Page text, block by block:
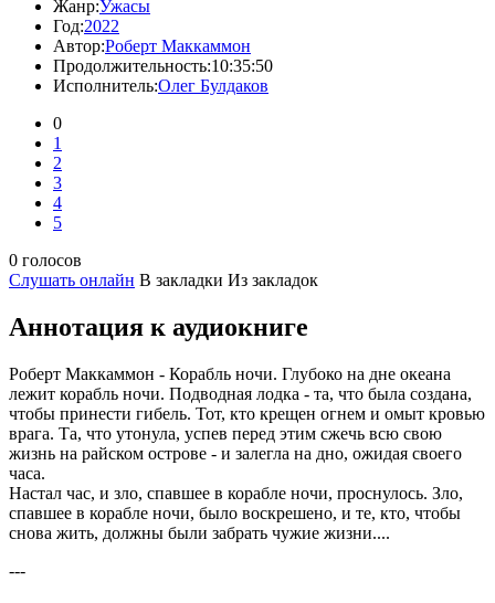
Жанр:Ужасы
Год:2022
Автор:Роберт Маккаммон
Продолжительность:10:35:50
Исполнитель:Олег Булдаков
0
1
2
3
4
5
0 голосов
Слушать онлайн В закладки Из закладок
Аннотация к аудиокниге
Роберт Маккаммон - Корабль ночи. Глубоко на дне океана
лежит корабль ночи. Подводная лодка - та, что была создана,
чтобы принести гибель. Тот, кто крещен огнем и омыт кровью
врага. Та, что утонула, успев перед этим сжечь всю свою
жизнь на райском острове - и залегла на дно, ожидая своего
часа.
Настал час, и зло, спавшее в корабле ночи, проснулось. Зло,
спавшее в корабле ночи, было воскрешено, и те, кто, чтобы
снова жить, должны были забрать чужие жизни....
---